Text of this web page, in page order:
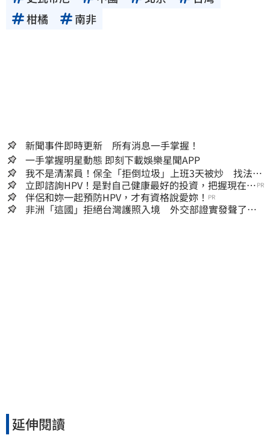
柑橘
南非
新聞事件即時更新 所有消息一手掌握！
一手掌握明星動態 即刻下載娛樂星聞APP
我不是清潔員！保全「拒倒垃圾」上班3天被炒 找法院
討公道結果出爐
立即諮詢HPV！是對自己健康最好的投資，把握現在不
嫌晚！
PR
伴侶和妳一起預防HPV，才有資格說愛妳！ PR
非洲「這國」拒絕台灣護照入境 外交部證實發聲了：
延伸閱讀